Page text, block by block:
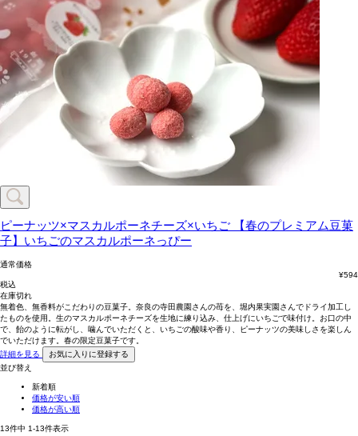
ピーナッツ×マスカルポーネチーズ×いちご
【春のプレミアム豆菓
子】いちごのマスカルポーネっぴー
通常価格
¥594
税込
在庫切れ
無着色、無香料がこだわりの豆菓子。奈良の寺田農園さんの苺を、堀内果実園さんでドライ加工し
たものを使用。生のマスカルポーネチーズを生地に練り込み、仕上げにいちごで味付け。お口の中
で、飴のように転がし、噛んでいただくと、いちごの酸味や香り、ピーナッツの美味しさを楽しん
でいただけます。春の限定豆菓子です。
詳細を見る
お気に入りに登録する
並び替え
新着順
価格が安い順
価格が高い順
13件中 1-13件表示